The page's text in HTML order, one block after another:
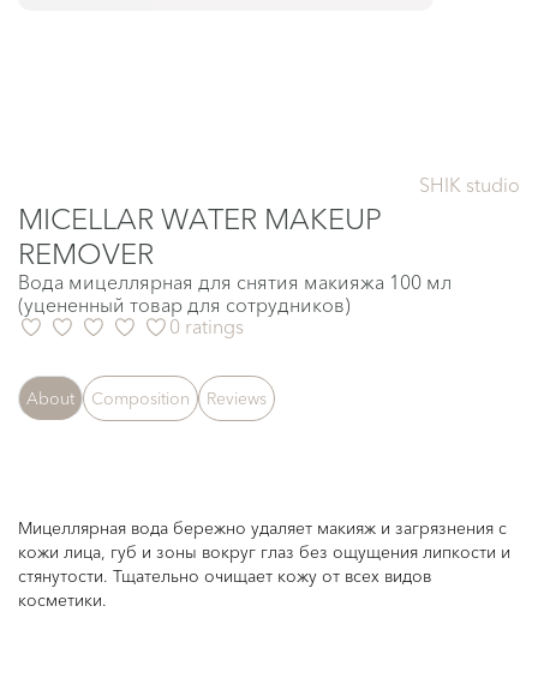
SHIK studio
MICELLAR WATER MAKEUP
REMOVER
Вода мицеллярная для снятия макияжа 100 мл
(уцененный товар для сотрудников)
0 ratings
About Composition Reviews
Мицеллярная вода бережно удаляет макияж и загрязнения с
кожи лица, губ и зоны вокруг глаз без ощущения липкости и
стянутости. Тщательно очищает кожу от всех видов
косметики.